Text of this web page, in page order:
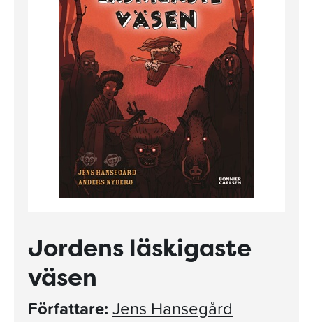
Jordens läskigaste
väsen
Författare: Jens Hansegård